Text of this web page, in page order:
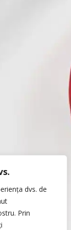
dvs. de
Prin